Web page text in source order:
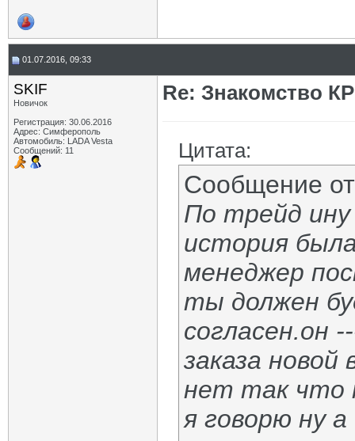
01.07.2016, 09:33
SKIF
Новичок
Регистрация: 30.06.2016
Адрес: Симферополь
Автомобиль: LADA Vesta
Сообщений: 11
Re: Знакомство
Цитата:
Сообщение
По трейд
история
менеджер
ты должен
согласен.он
заказа
нет так что
я говорю ну